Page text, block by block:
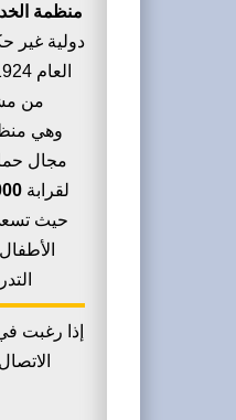
منظمة
من
وهي
مجال
لقرابة
حيث
إذا رغبت